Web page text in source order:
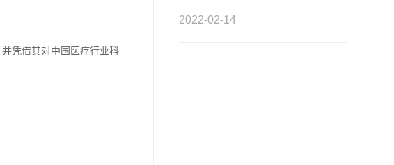
凭借其对中国医疗行业科
业化
2022-02-14